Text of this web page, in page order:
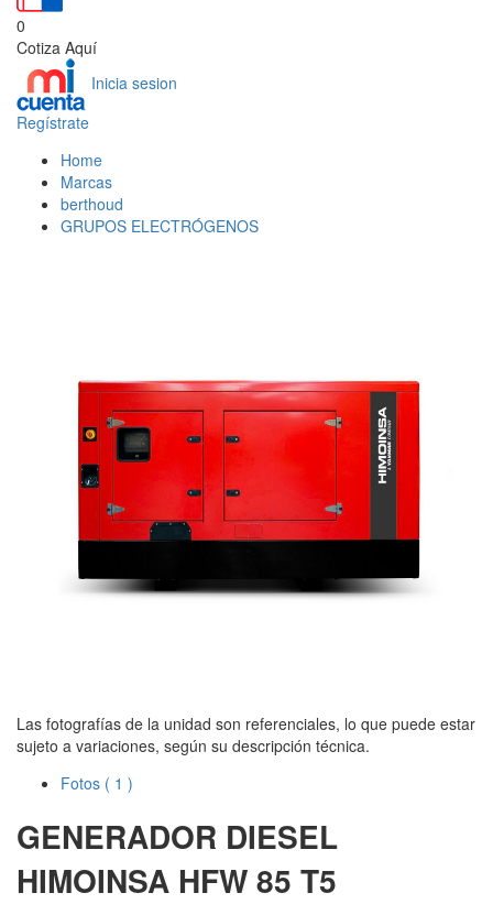
0
Cotiza Aquí
Inicia sesion
Regístrate
Home
Marcas
berthoud
GRUPOS ELECTRÓGENOS
Las fotografías de la unidad son referenciales, lo que puede estar
sujeto a variaciones, según su descripción técnica.
Fotos ( 1 )
GENERADOR DIESEL
HIMOINSA HFW 85 T5